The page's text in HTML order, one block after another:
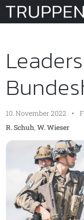
10. November 2022 •
R. Schuh, W. Wieser